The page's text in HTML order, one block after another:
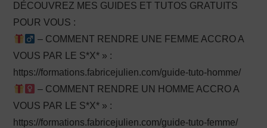
DÉCOUVREZ MES GUIDES ET TUTOS GRATUITS
POUR VOUS :
– COMMENT RENDRE UNE FEMME ACCRO A
VOUS PAR LE S*X* » :
https://formations.fabricejulien.com/guide-tuto-homme/
– COMMENT RENDRE UN HOMME ACCRO A
VOUS PAR LE S*X* » :
https://formations.fabricejulien.com/guide-tuto-femme/